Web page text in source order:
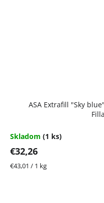
ASA Extrafill "Sky
Skladom (1 ks)
€32,26
Jednotková
€43,01 / 1 kg